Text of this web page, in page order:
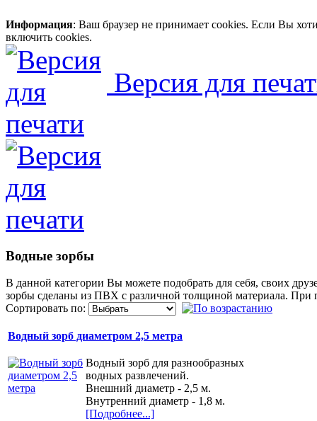
Информация: Ваш браузер не принимает cookies. Если Вы
включить cookies.
Версия для
Водные зорбы
В данной категории Вы можете подобрать для себя, своих
зорбы сделаны из ПВХ с различной толщиной материала. При
Сортировать по:
Водный зорб диаметром 2,5 метра
Водный зорб для разнообразных
водных развлечений.
Внешний диаметр - 2,5 м.
Внутренний диаметр - 1,8 м.
[Подробнее...]